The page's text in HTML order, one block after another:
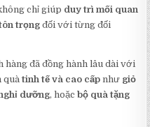
chỉ giúp duy trì mối quan
trọngđối với từng đối
hàng đã đồng hành lâu dài với
quàtinh tế và cao cấp như giỏ
dưỡng, hoặcbộ quà tặng